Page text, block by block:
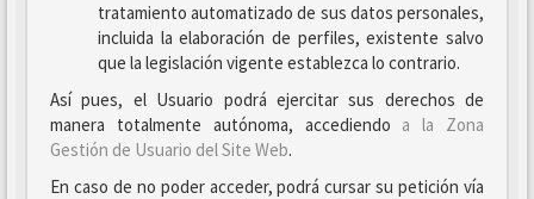
tratamiento automatizado de sus datos personales,
incluida la elaboración de perfiles, existente salvo
que la legislación vigente establezca lo contrario.
Así pues, el Usuario podrá ejercitar sus derechos de
manera totalmente autónoma, accediendo a la Zona
Gestión de Usuario del Site Web.
En caso de no poder acceder, podrá cursar su petición vía